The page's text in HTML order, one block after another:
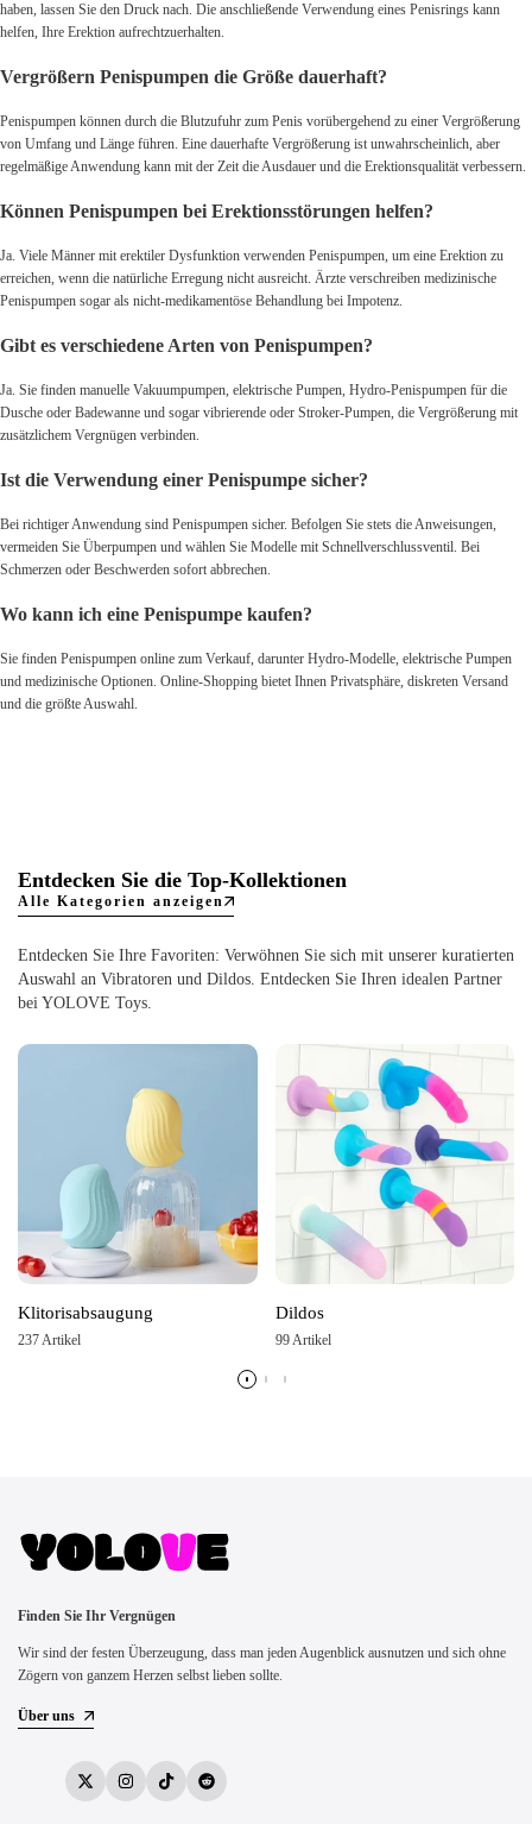
haben, lassen Sie den Druck nach. Die anschließende Verwendung eines Penisrings kann
helfen, Ihre Erektion aufrechtzuerhalten.
Vergrößern Penispumpen die Größe dauerhaft?
Penispumpen können durch die Blutzufuhr zum Penis vorübergehend zu einer Vergrößerung
von Umfang und Länge führen. Eine dauerhafte Vergrößerung ist unwahrscheinlich, aber
regelmäßige Anwendung kann mit der Zeit die Ausdauer und die Erektionsqualität verbessern.
Können Penispumpen bei Erektionsstörungen helfen?
Ja. Viele Männer mit erektiler Dysfunktion verwenden Penispumpen, um eine Erektion zu
erreichen, wenn die natürliche Erregung nicht ausreicht. Ärzte verschreiben medizinische
Penispumpen sogar als nicht-medikamentöse Behandlung bei Impotenz.
Gibt es verschiedene Arten von Penispumpen?
Ja. Sie finden manuelle Vakuumpumpen, elektrische Pumpen, Hydro-Penispumpen für die
Dusche oder Badewanne und sogar vibrierende oder Stroker-Pumpen, die Vergrößerung mit
zusätzlichem Vergnügen verbinden.
Ist die Verwendung einer Penispumpe sicher?
Bei richtiger Anwendung sind Penispumpen sicher. Befolgen Sie stets die Anweisungen,
vermeiden Sie Überpumpen und wählen Sie Modelle mit Schnellverschlussventil. Bei
Schmerzen oder Beschwerden sofort abbrechen.
Wo kann ich eine Penispumpe kaufen?
Sie finden Penispumpen online zum Verkauf, darunter Hydro-Modelle, elektrische Pumpen
und medizinische Optionen. Online-Shopping bietet Ihnen Privatsphäre, diskreten Versand
und die größte Auswahl.
Entdecken Sie die Top-Kollektionen
Alle Kategorien anzeigen
Entdecken Sie Ihre Favoriten: Verwöhnen Sie sich mit unserer kuratierten
Auswahl an Vibratoren und Dildos. Entdecken Sie Ihren idealen Partner
bei YOLOVE Toys.
Klitorisabsaugung
237 Artikel
Dildos
99 Artikel
Finden Sie Ihr Vergnügen
Wir sind der festen Überzeugung, dass man jeden Augenblick ausnutzen und sich ohne
Zögern von ganzem Herzen selbst lieben sollte.
Über uns
TwitterInstagramTikTokReddit